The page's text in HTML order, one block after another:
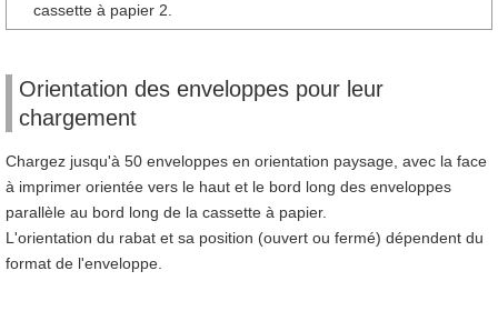
cassette à papier 2.
Orientation des enveloppes pour leur
chargement
Chargez jusqu'à 50 enveloppes en orientation paysage, avec la face
à imprimer orientée vers le haut et le bord long des enveloppes
parallèle au bord long de la cassette à papier.
L'orientation du rabat et sa position (ouvert ou fermé) dépendent du
format de l'enveloppe.